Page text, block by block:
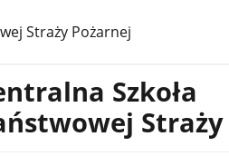
Straży Pożarnej
Szkoła